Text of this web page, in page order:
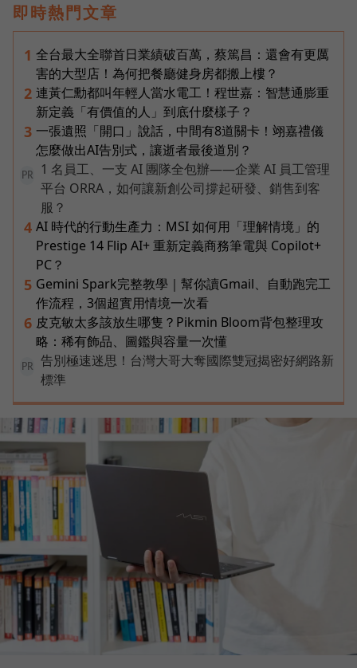
即時熱門文章
1 全台最大全聯首日業績破百萬，蔡篤昌：還會有更厲
害的大型店！為何把餐廳健身房都搬上樓？
2 連黃仁勳都叫年輕人當水電工！程世嘉：智慧通膨重
新定義「有價值的人」到底什麼樣子？
3 一張遺照「開口」說話，中間有8道關卡！翊嘉禮儀
怎麼做出AI告別式，讓逝者最後道別？
PR
1 名員工、一支 AI 團隊全包辦——企業 AI 員工管理
平台 ORRA，如何讓新創公司撐起研發、銷售到客
服？
4 AI 時代的行動生產力：MSI 如何用「理解情境」的
Prestige 14 Flip AI+ 重新定義商務筆電與 Copilot+
PC？
5 Gemini Spark完整教學｜幫你讀Gmail、自動跑完工
作流程，3個超實用情境一次看
6 皮克敏太多該放生哪隻？Pikmin Bloom背包整理攻
略：稀有飾品、圖鑑與容量一次懂
PR
告別極速迷思！台灣大哥大奪國際雙冠揭密好網路新
標準